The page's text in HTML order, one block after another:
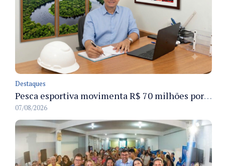
Destaques
Pesca esportiva movimenta R$ 70 milhões por ano e ganha espaço na economia sustentável do Amazonas
07/08/2026